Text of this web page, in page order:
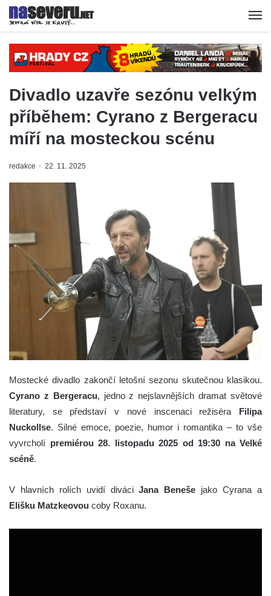
Divadlo uzavře sezónu velkým
příběhem: Cyrano z Bergeracu
míří na mosteckou scénu
redakce 22. 11. 2025
Mostecké divadlo zakončí letošní sezonu skutečnou klasikou.
Cyrano z Bergeracu, jedno z nejslavnějších dramat světové
literatury, se představí v nové inscenaci režiséra Filipa
Nuckollse. Silné emoce, poezie, humor i romantika – to vše
vyvrcholí premiérou 28. listopadu 2025 od 19:30 na Velké
scéně.
V hlavních rolích uvidí diváciJana Beneše jako Cyrana a
Elišku Matzkeovou coby Roxanu.